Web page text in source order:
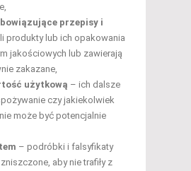
przepisy i
produkty lub ich opakowania
jakościowych lub zawierają
zakazane,
użytkową – ich dalsze
czy jakiekolwiek
może być potencjalnie
– podróbki i falsyfikaty
aby nie trafiły z